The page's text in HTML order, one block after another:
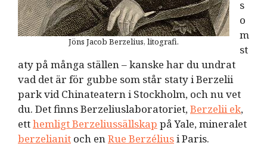
Jöns Jacob Berzelius, litografi.
s
o
m
st
aty på många ställen – kanske har du undrat
vad det är för gubbe som står staty i Berzelii
park vid Chinateatern i Stockholm, och nu vet
du. Det finns Berzeliuslaboratoriet, Berzelii ek,
etthemligt Berzeliussällskap på Yale, mineralet
berzelianit och en Rue Berzéliusi Paris.